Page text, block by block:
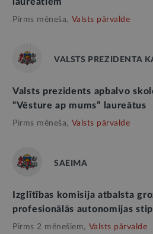
Pirms mēneša, Valsts pārvalde
VALSTS PREZIDENTA
Valsts prezidents apbalvo
“Vēsture ap mums” laureātus
Pirms mēneša, Valsts pārvalde
SAEIMA
Izglītības komisija atbalsta
profesionālās autonomijas
Pirms 2 mēnešiem, Valsts pārvalde